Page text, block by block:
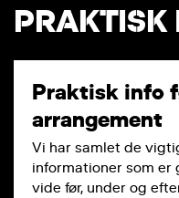
PRAKTISK
Praktisk info
arrangement
Vi har samlet de
informationer som er
vide før, under og